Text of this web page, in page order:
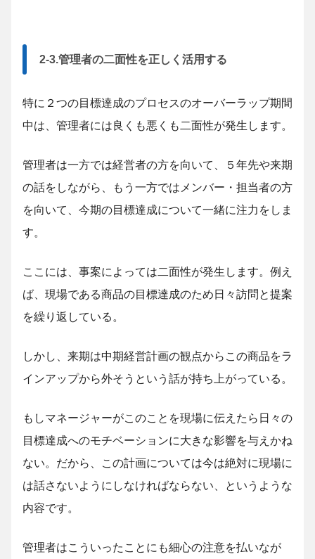
2-3.管理者の二面性を正しく活用する
特に２つの目標達成のプロセスのオーバーラップ期間
中は、管理者には良くも悪くも二面性が発生します。
管理者は一方では経営者の方を向いて、５年先や来期
の話をしながら、もう一方ではメンバー・担当者の方
を向いて、今期の目標達成について一緒に注力をしま
す。
ここには、事案によっては二面性が発生します。例え
ば、現場である商品の目標達成のため日々訪問と提案
を繰り返している。
しかし、来期は中期経営計画の観点からこの商品をラ
インアップから外そうという話が持ち上がっている。
もしマネージャーがこのことを現場に伝えたら日々の
目標達成へのモチベーションに大きな影響を与えかね
ない。だから、この計画については今は絶対に現場に
は話さないようにしなければならない、というような
内容です。
管理者はこういったことにも細心の注意を払いなが